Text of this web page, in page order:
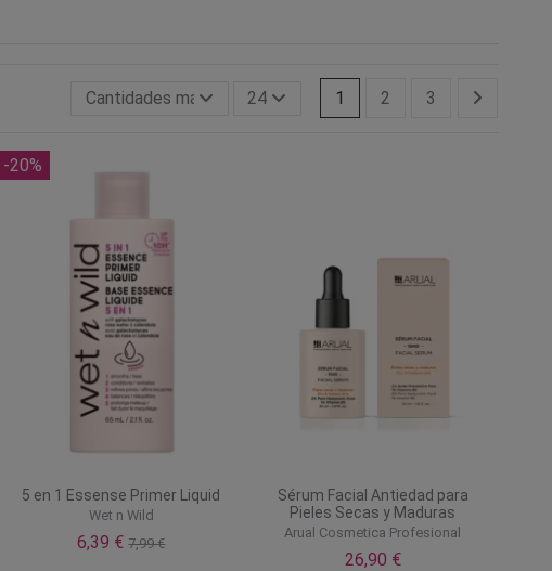
Cantidades más grandes primero
24 1 2 3
-20%
5 en 1 Essense Primer Liquid
Wet n Wild
6,39 €7,99 €
Sérum Facial Antiedad para
Pieles Secas y Maduras
Arual Cosmetica Profesional
26,90 €